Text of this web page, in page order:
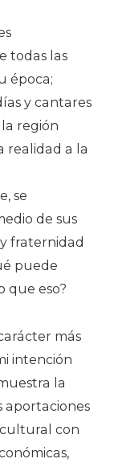
todas las
época;
y cantares
región
realidad a la
se
de sus
fraternidad
puede
que eso?
más
intención
la
aportaciones
con